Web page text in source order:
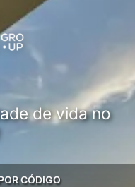
de vida no
CÓDIGO